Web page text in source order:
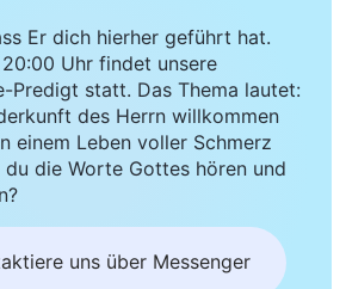
Er dich hierher geführt hat.
Uhr findet unsere
Predigt statt. Das Thema lautet:
des Herrn willkommen
einem Leben voller Schmerz
die Worte Gottes hören und
uns über Messenger